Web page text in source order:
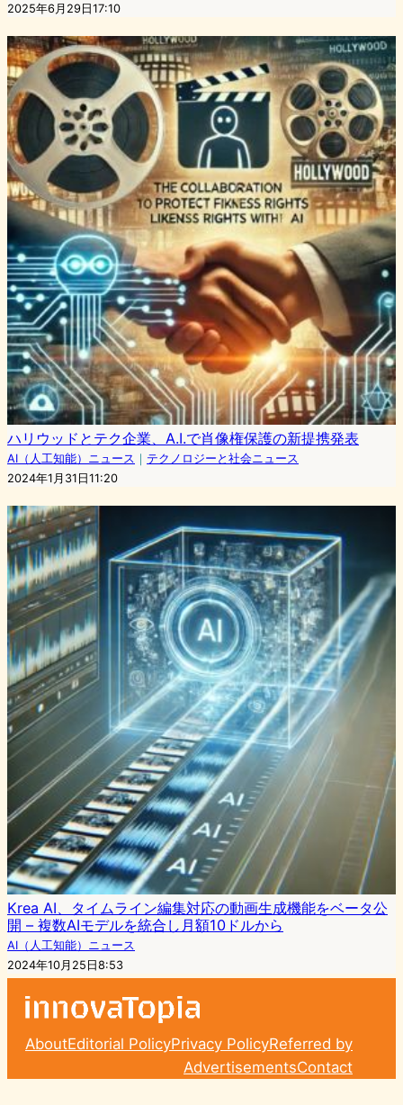
2025年6月29日17:10
ハリウッドとテク企業、A.I.で肖像権保護の新提携発表
AI（人工知能）ニュース ｜ テクノロジーと社会ニュース
2024年1月31日11:20
Krea AI、タイムライン編集対応の動画生成機能をベータ公
開 – 複数AIモデルを統合し月額10ドルから
AI（人工知能）ニュース
2024年10月25日8:53
AboutEditorial PolicyPrivacy PolicyReferred by
AdvertisementsContact